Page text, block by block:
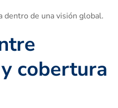
dentro de una visión global.
cobertura